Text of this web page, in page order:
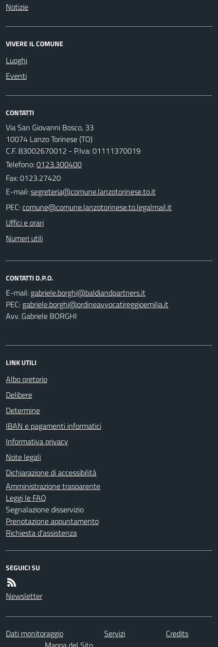
Notizie
VIVERE IL COMUNE
Luoghi
Eventi
CONTATTI
Via San Giovanni Bosco, 33
10074 Lanzo Torinese (TO)
C.F. 83002670012 - P.Iva: 01111370019
Telefono:0123.300400
Fax: 0123.27420
E-mail:
PEC:
Uffici e orari
Numeri utili
CONTATTI D.P.O.
E-mail:
PEC:
Avv. Gabriele BORGHI
LINK UTILI
Albo pretorio
Delibere
Determine
IBAN e pagamenti informatici
Informativa privacy
Note legali
Dichiarazione di accessibilità
Amministrazione trasparente
Leggi le FAQ
Segnalazione disservizio
Prenotazione appuntamento
Richiesta d'assistenza
SEGUICI SU
Newsletter
Dati monitoraggio Servizi
Credits